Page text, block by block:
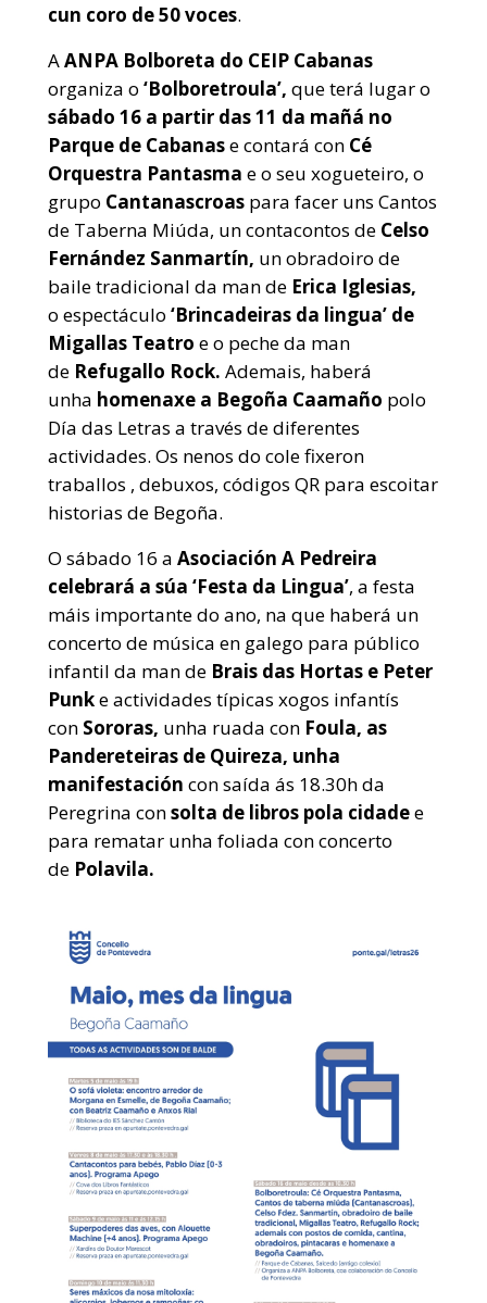
cun coro de 50 voces.
AANPA Bolboreta do CEIP Cabanas
organiza o ‘Bolboretroula’, que terá lugar o
sábado 16 a partir das 11 da mañá no
Parque de Cabanase contará con Cé
Orquestra Pantasma e o seu xogueteiro, o
grupo Cantanascroas para facer uns Cantos
de Taberna Miúda, un contacontos de Celso
Fernández Sanmartín, un obradoiro de
baile tradicional da man de Erica Iglesias,
o espectáculo ‘Brincadeiras da lingua’ de
Migallas Teatro e o peche da man
de Refugallo Rock. Ademais, haberá
unha homenaxe a Begoña Caamaño polo
Día das Letras a través de diferentes
actividades. Os nenos do cole fixeron
traballos , debuxos, códigos QR para escoitar
historias de Begoña.
O sábado 16 a Asociación A Pedreira
celebrará a súa ‘Festa da Lingua’, a festa
máis importante do ano, na que haberá un
concerto de música en galego para público
infantil da man de Brais das Hortas e Peter
Punke actividades típicas xogos infantís
con Sororas, unha ruada con Foula, as
Pandereteiras de Quireza, unha
manifestación con saída ás 18.30h da
Peregrina consolta de libros pola cidadee
para rematar unha foliada con concerto
de Polavila.